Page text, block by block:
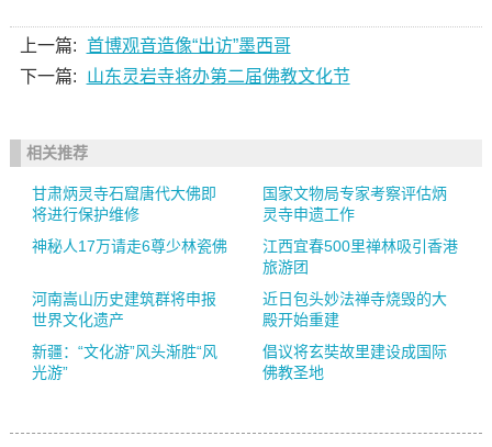
上一篇: 首博观音造像“出访”墨西哥
下一篇:
山东灵岩寺将办第二届佛教文化节
相关推荐
甘肃炳灵寺石窟唐代大佛即
将进行保护维修
国家文物局专家考察评估炳
灵寺申遗工作
神秘人17万请走6尊少林瓷佛
江西宜春500里禅林吸引香港
旅游团
河南嵩山历史建筑群将申报
世界文化遗产
近日包头妙法禅寺烧毁的大
殿开始重建
新疆：“文化游”风头渐胜“风
光游”
倡议将玄奘故里建设成国际
佛教圣地